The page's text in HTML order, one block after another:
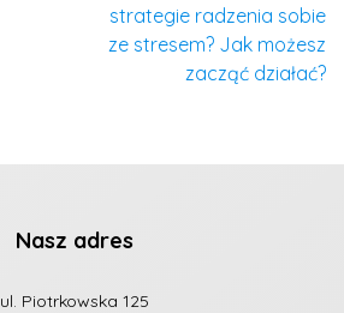
strategie radzenia sobie
ze stresem? Jak możesz
zacząć działać?
Nasz adres
ul. Piotrkowska 125